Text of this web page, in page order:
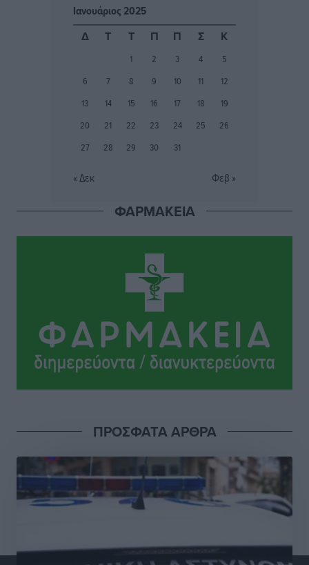
Ποιες κατηγορίες καταστημάτων συγκεντρώνουν τη
Αστυπάλαια: Το φως που μένει αναμμένο στο κάστρο
Έφυγε από τη ζωή ο επί σειρά ετών εφημέριος στον
ιερό Ναό του Αγίου Νικολάου Παστίδας Μιχαήλ
Καψάλης
Τοπικές Ειδήσεις• πριν 22 ώρες
Από την παράδοση της Ρόδου στα ερευνητικά
εργαστήρια: Το μελεκούνι αποκτά διεθνές
επιστημονικό ενδιαφέρον
Πολιτιστικά• πριν 24 ώρες
Ιανουάριος 2025
Δ
Τ Τ Π Π Σ Κ
1 2 3 4
5
6
7 8 9 10 11
12
13
14 15 16 17 18
19
20
21 22 23 24 25
26
27
28 29 30 31
« Δεκ Φεβ »
ΦΑΡΜΑΚΕΙΑ
ΠΡΟΣΦΑΤΑ ΑΡΘΡΑ